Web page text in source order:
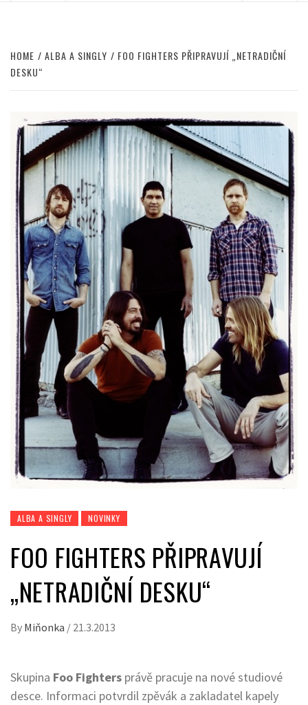
HOME ALBA A SINGLY
FOO FIGHTERS PŘIPRAVUJÍ „NETRADIČNÍ
DESKU“
ALBA A SINGLY NOVINKY
FOO FIGHTERS PŘIPRAVUJÍ
„NETRADIČNÍ DESKU“
By Miňonka / 21.3.2013
Skupina Foo Fighters právě pracuje na nové studiové
desce. Informaci potvrdil zpěvák a zakladatel kapely